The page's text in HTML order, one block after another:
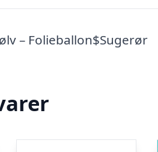
– Folieballon$Sugerør